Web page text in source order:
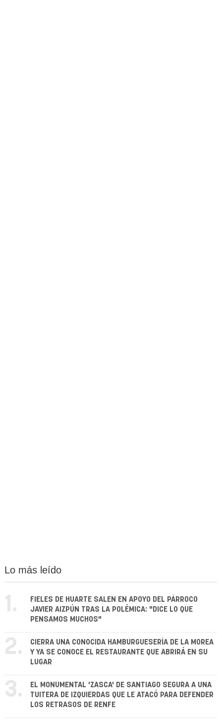
Lo más leído
1.
FIELES DE HUARTE SALEN EN APOYO DEL PÁRROCO
JAVIER AIZPÚN TRAS LA POLÉMICA: "DICE LO QUE
PENSAMOS MUCHOS"
2.
CIERRA UNA CONOCIDA HAMBURGUESERÍA DE LA MOREA
Y YA SE CONOCE EL RESTAURANTE QUE ABRIRÁ EN SU
LUGAR
3.
EL MONUMENTAL 'ZASCA' DE SANTIAGO SEGURA A UNA
TUITERA DE IZQUIERDAS QUE LE ATACÓ PARA DEFENDER
LOS RETRASOS DE RENFE